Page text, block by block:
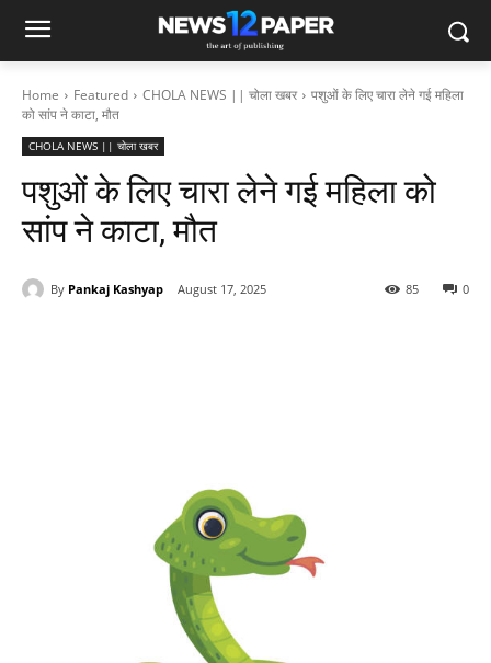
Home Featured CHOLA NEWS || चोला खबर
पशुओं के लिए चारा लेने गई महिला
को सांप ने काटा, मौत
CHOLA NEWS || चोला खबर
पशुओं के लिए चारा लेने गई महिला को
सांप ने काटा, मौत
By Pankaj Kashyap August 17, 2025 0
85